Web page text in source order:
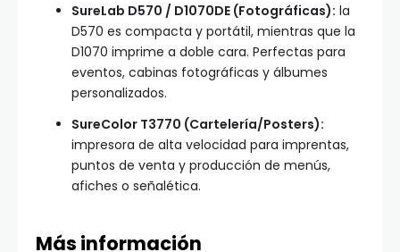
SureLab D570 / D1070DE (Fotográficas): la
D570 es compacta y portátil, mientras que la
D1070 imprime a doble cara. Perfectas para
eventos, cabinas fotográficas y álbumes
personalizados.
SureColor T3770 (Cartelería/Posters):
impresora de alta velocidad para imprentas,
puntos de venta y producción de menús,
afiches o señalética.
Más información